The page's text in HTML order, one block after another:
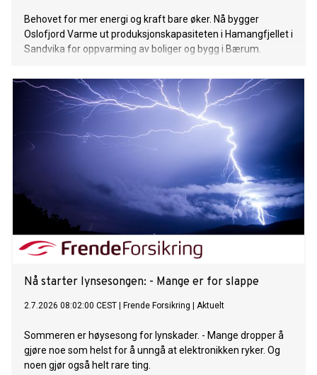
Behovet for mer energi og kraft bare øker. Nå bygger
Oslofjord Varme ut produksjonskapasiteten i Hamangfjellet i
Sandvika for oppvarming av boliger og bygg i Bærum.
Nå starter lynsesongen: - Mange er for slappe
2.7.2026 08:02:00 CEST Frende Forsikring Aktuelt
Sommeren er høysesong for lynskader. - Mange dropper å
gjøre noe som helst for å unngå at elektronikken ryker. Og
noen gjør også helt rare ting.